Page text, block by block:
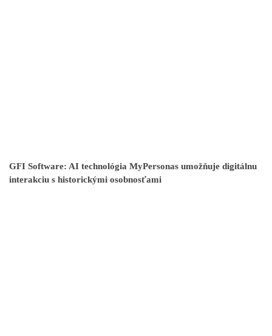
GFI Software: AI technológia MyPersonas umožňuje digitálnu
interakciu s historickými osobnosťami